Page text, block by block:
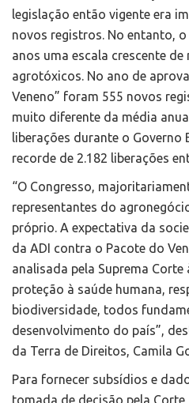
legislação então vigente era
novos registros. No entanto,
anos uma escala crescente
agrotóxicos. No ano de
Veneno” foram 555 novos
muito diferente da média
liberações durante o
recorde de 2.182 liberações
“O Congresso,
representantes do
próprio. A expectativa da
da ADI contra o Pacote do
analisada pela Suprema
proteção à saúde humana,
biodiversidade, todos
desenvolvimento do país”,
da Terra de Direitos, Camila
Para fornecer subsídios e
tomada de decisão pela